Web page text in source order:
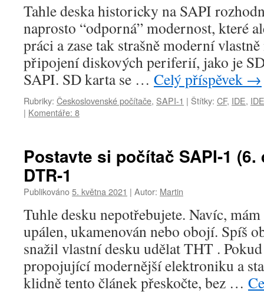
Tahle deska historicky na SAPI
naprosto “odporná” modernost, které
práci a zase tak strašně moderní
připojení diskových periferií, jako je
SAPI. SD karta se … Celý příspěvek →
Rubriky: Československé počítače, SAPI-1 | Štítky: CF, IDE,
| Komentáře: 8
Postavte si počítač SAPI-1
DTR-1
Publikováno5. května 2021 | Autor: Martin
Tuhle desku nepotřebujete. Navíc,
upálen, ukamenován nebo obojí. Spíš
snažil vlastní desku udělat THT .
propojující modernější elektroniku a
klidně tento článek přeskočte, bez …